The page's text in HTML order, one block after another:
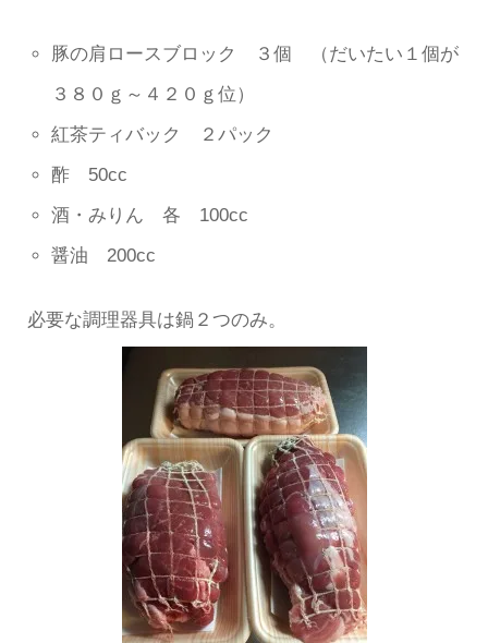
豚の肩ロースブロック ３個 （だいたい１個が
３８０ｇ～４２０ｇ位）
紅茶ティバック ２パック
酢 50cc
酒・みりん 各 100cc
醤油 200cc
必要な調理器具は鍋２つのみ。